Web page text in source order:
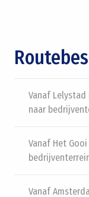
Vanaf
naar
Vanaf Het
Vanaf